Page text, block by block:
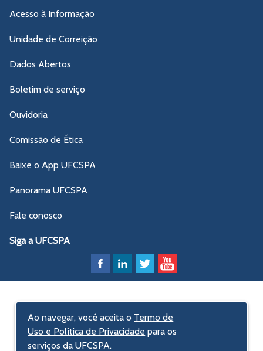
Acesso à Informação
Unidade de Correição
Dados Abertos
Boletim de serviço
Ouvidoria
Comissão de Ética
Baixe o App UFCSPA
Panorama UFCSPA
Fale conosco
Siga a UFCSPA
Ao navegar, você aceita o Termo de
Uso e Política de Privacidade para os
serviços da UFCSPA.